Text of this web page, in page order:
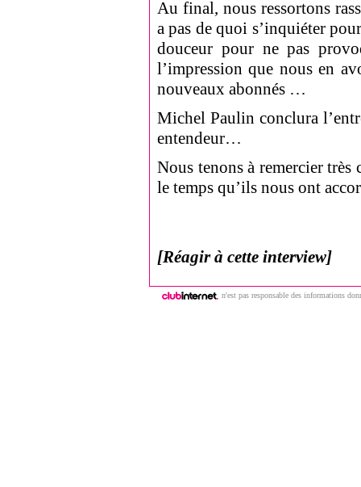
Au final, nous ressortons
a pas de quoi s’inquiéter
douceur pour ne pas
l’impression que nous en
nouveaux abonnés …
Michel Paulin conclura
entendeur…
Nous tenons à remercier
le temps qu’ils nous ont
[Réagir à cette interview]
n'est pas responsable des informations